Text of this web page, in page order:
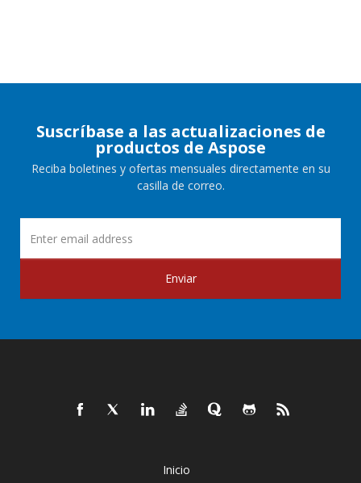
Suscríbase a las actualizaciones de
productos de Aspose
Reciba boletines y ofertas mensuales directamente en su
casilla de correo.
Enviar
Inicio